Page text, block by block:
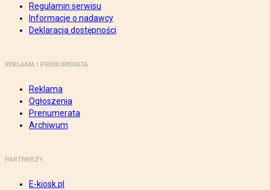
Regulamin serwisu
Informacje o nadawcy
Deklaracja dostępności
REKLAMA I PRENUMERATA
Reklama
Ogłoszenia
Prenumerata
Archiwum
PARTNERZY
E-kiosk.pl